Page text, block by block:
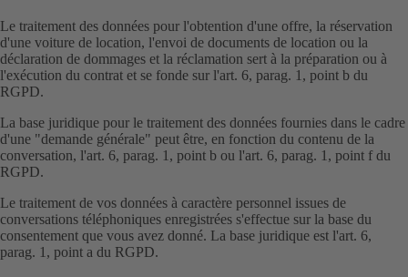
Le traitement des données pour l'obtention d'une offre, la réservation
d'une voiture de location, l'envoi de documents de location ou la
déclaration de dommages et la réclamation sert à la préparation ou à
l'exécution du contrat et se fonde sur l'art. 6, parag. 1, point b du
RGPD.
La base juridique pour le traitement des données fournies dans le cadre
d'une "demande générale" peut être, en fonction du contenu de la
conversation, l'art. 6, parag. 1, point b ou l'art. 6, parag. 1, point f du
RGPD.
Le traitement de vos données à caractère personnel issues de
conversations téléphoniques enregistrées s'effectue sur la base du
consentement que vous avez donné. La base juridique est l'art. 6,
parag. 1, point a du RGPD.